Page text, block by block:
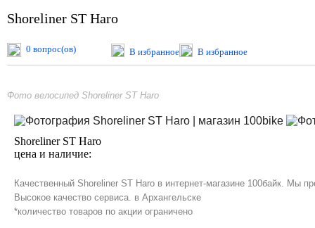
Shoreliner ST Haro
0 вопрос(ов) В избранное В избранное
Фото велосипед Shoreliner ST Haro
Shoreliner ST Haro
цена и наличие:
Качественный Shoreliner ST Haro в интернет-магазине 100байк. Мы
Высокое качество сервиса. в Архангельске
*количество товаров по акции ограничено